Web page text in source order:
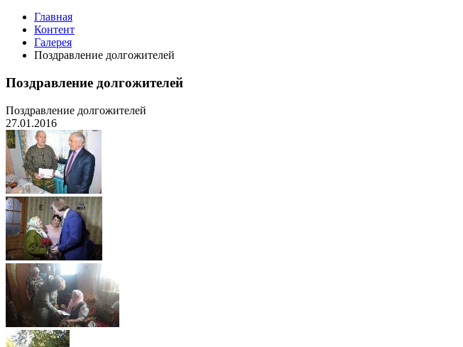
Главная
Контент
Галерея
Поздравление долгожителей
Поздравление долгожителей
Поздравление долгожителей
27.01.2016